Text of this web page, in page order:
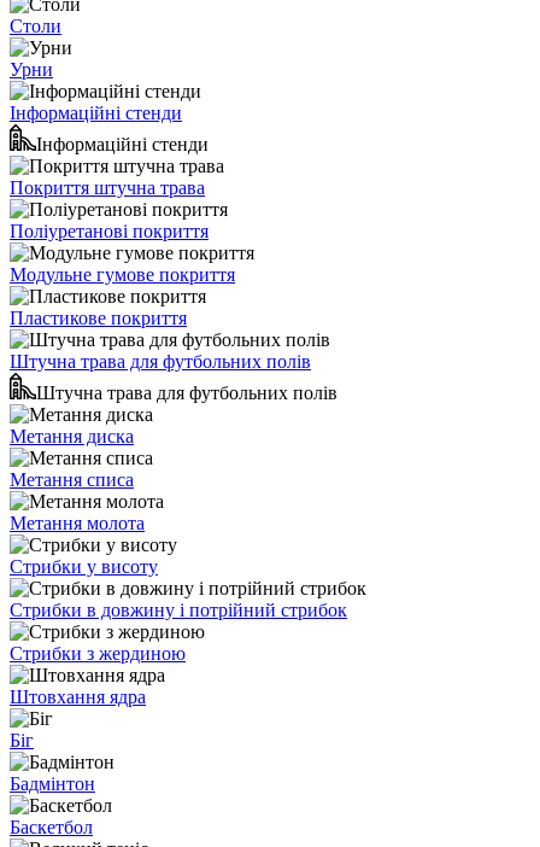
Столи
Урни
Інформаційні стенди
Інформаційні стенди
Покриття штучна трава
Поліуретанові покриття
Модульне гумове покриття
Пластикове покриття
Штучна трава для футбольних полів
Штучна трава для футбольних полів
Метання диска
Метання списа
Метання молота
Стрибки у висоту
Стрибки в довжину і потрійний стрибок
Стрибки з жердиною
Штовхання ядра
Біг
Бадмінтон
Баскетбол